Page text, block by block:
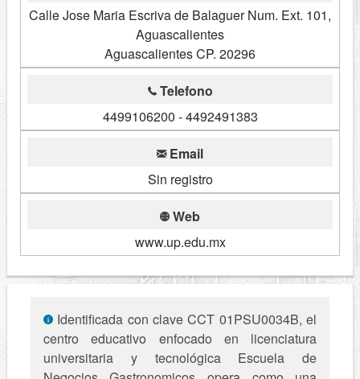
Calle Jose Maria Escriva de Balaguer Num. Ext. 101,
Aguascalientes
Aguascalientes CP. 20296
Telefono
4499106200 - 4492491383
Email
Sin registro
Web
www.up.edu.mx
Identificada con clave CCT 01PSU0034B, el
centro educativo enfocado en licenciatura
universitaria y tecnológica Escuela de